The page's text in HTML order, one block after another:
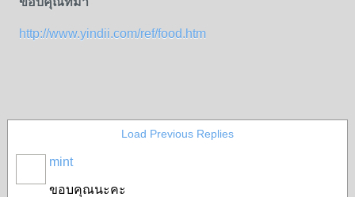
http://www.yindii.com/ref/food.htm
Load Previous Replies
mint
ขอบคุณนะคะ